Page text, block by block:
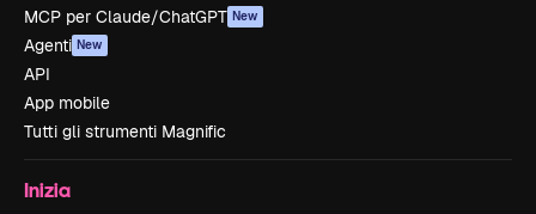
MCP per Claude/ChatGPT New
Agenti New
API
App mobile
Tutti gli strumenti Magnific
Inizia